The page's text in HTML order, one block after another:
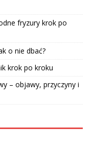
fryzury krok po
o nie dbać?
krok po kroku
– objawy, przyczyny i